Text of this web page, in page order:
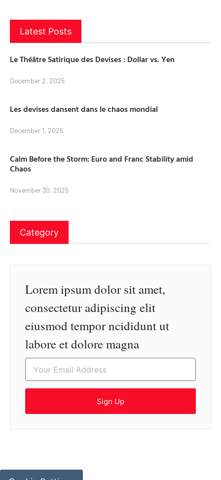
Latest Posts
Le Théâtre Satirique des Devises : Dollar vs. Yen
December 2, 2025
Les devises dansent dans le chaos mondial
December 1, 2025
Calm Before the Storm: Euro and Franc Stability amid
Chaos
November 30, 2025
Category
Lorem ipsum dolor sit amet,
consectetur adipiscing elit
eiusmod tempor ncididunt ut
labore et dolore magna
Sign Up